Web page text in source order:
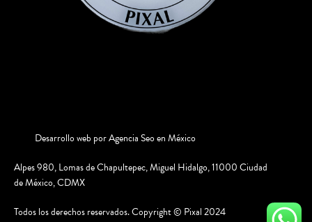
Desarrollo web porAgencia Seo en México
Alpes 980, Lomas de Chapultepec, Miguel Hidalgo, 11000 Ciudad
de México, CDMX
Todos los derechos reservados. Copyright © Pixal 2024